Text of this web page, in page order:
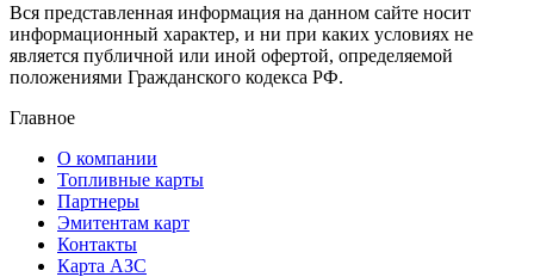
Вся представленная информация на данном сайте носит
информационный характер, и ни при каких условиях не
является публичной или иной офертой, определяемой
положениями Гражданского кодекса РФ.
Главное
О компании
Топливные карты
Партнеры
Эмитентам карт
Контакты
Карта АЗС